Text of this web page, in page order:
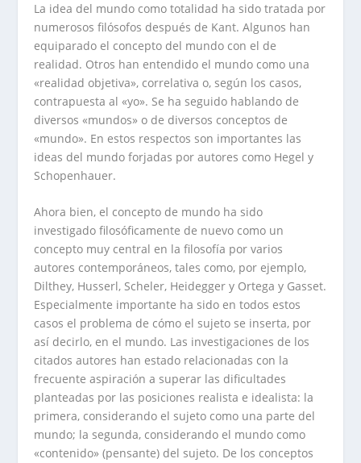
La idea del mundo como totalidad ha sido tratada por
numerosos filósofos después de Kant. Algunos han
equiparado el concepto del mundo con el de
realidad. Otros han entendido el mundo como una
«realidad objetiva», correlativa o, según los casos,
contrapuesta al «yo». Se ha seguido hablando de
diversos «mundos» o de diversos conceptos de
«mundo». En estos respectos son importantes las
ideas del mundo forjadas por autores como Hegel y
Schopenhauer.
Ahora bien, el concepto de mundo ha sido
investigado filosóficamente de nuevo como un
concepto muy central en la filosofía por varios
autores contemporáneos, tales como, por ejemplo,
Dilthey, Husserl, Scheler, Heidegger y Ortega y Gasset.
Especialmente importante ha sido en todos estos
casos el problema de cómo el sujeto se inserta, por
así decirlo, en el mundo. Las investigaciones de los
citados autores han estado relacionadas con la
frecuente aspiración a superar las dificultades
planteadas por las posiciones realista e idealista: la
primera, considerando el sujeto como una parte del
mundo; la segunda, considerando el mundo como
«contenido» (pensante) del sujeto. De los conceptos